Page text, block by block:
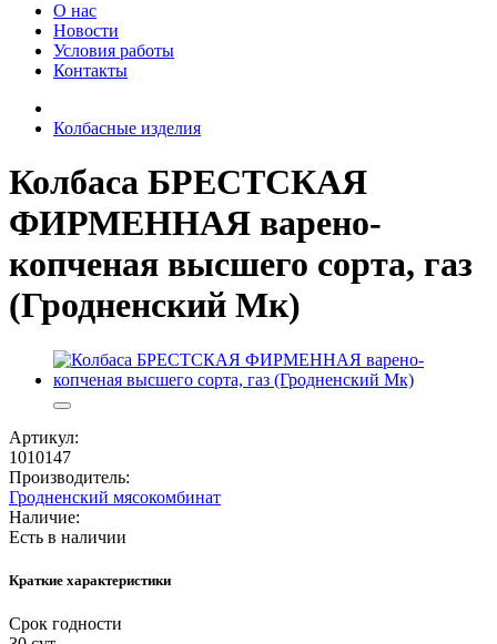
О нас
Новости
Условия работы
Контакты
Колбасные изделия
Колбаса БРЕСТСКАЯ
ФИРМЕННАЯ варено-
копченая высшего сорта, газ
(Гродненский Мк)
Артикул:
1010147
Производитель:
Гродненский мясокомбинат
Наличие:
Есть в наличии
Краткие характеристики
Срок годности